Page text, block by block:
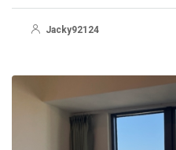
Jacky92124